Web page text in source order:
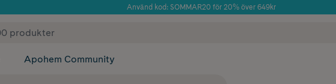
Använd kod: SOMMAR20 för 20% över 649kr
✓ Fri frakt
Apohem Community